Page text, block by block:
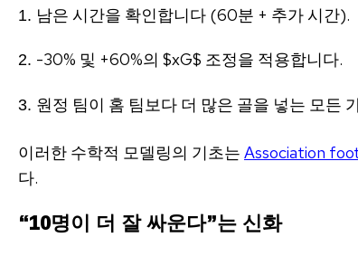
남은 시간을 확인합니다 (60분 + 추가 시간).
-30% 및 +60%의 $xG$ 조정을 적용합니다.
원정 팀이 홈 팀보다 더 많은 골을 넣는 모든
이러한 수학적 모델링의 기초는 Association
다.
“10명이 더 잘 싸운다”는 신화